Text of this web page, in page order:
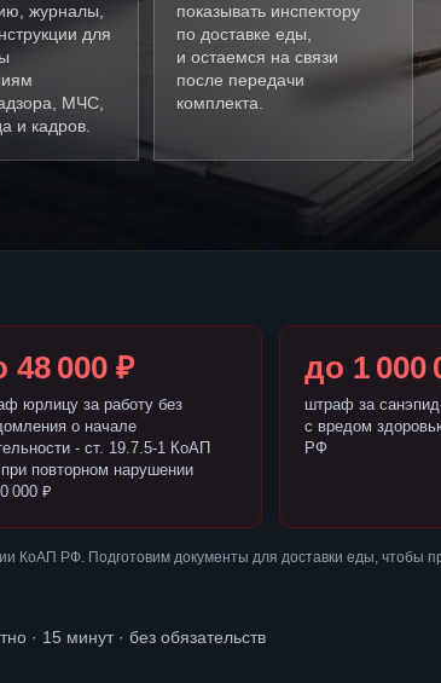
журналы,
для
МЧС,
и кадров.
показывать инспектору
по доставке еды,
и остаемся на связи
после передачи
комплекта.
48 000 ₽
юрлицу за работу без
о начале
- ст. 19.7.5-1 КоАП
повторном нарушении
000 ₽
до 1 000
штраф за
с вредом
РФ
КоАП РФ. Подготовим документы для доставки еды, чтобы
· 15 минут · без обязательств